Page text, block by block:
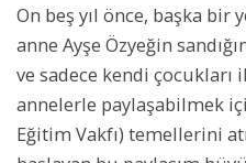
On beş yıl önce, başka bir
anne Ayşe Özyeğin
ve sadece kendi
annelerle paylaşabilmek
Eğitim Vakfı) temellerini